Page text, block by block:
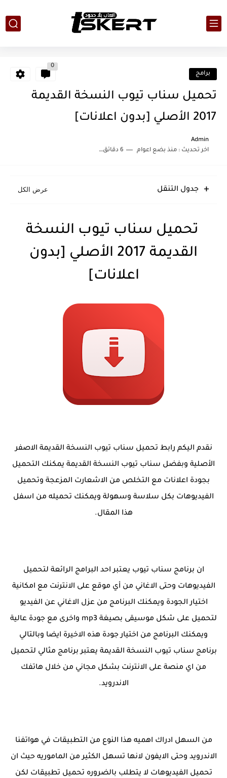
برامج
0
تحميل سناب تيوب النسخة القديمة
2017 الأصلي [بدون اعلانات]
Admin
اخر تحديث :منذ بضع اعوام 6 دقائق للقراءة
جدول التنقل
تحميل سناب تيوب النسخة
القديمة 2017 الأصلي [بدون
اعلانات]
نقدم اليكم رابط تحميل سناب تيوب النسخة القديمة الاصفر
الأصلية وبفضل سناب تيوب النسخة القديمة يمكنك التحميل
بجودة اعلانات مع التخلص من الاشعارت المزعجة وتحميل
الفيديوهات بكل سلاسة وسهولة ويمكنك تحميله من اسفل
هذا المقال.
ان برنامج سناب تيوب يعتبر احد البرامج الرائعة لتحميل
الفيديوهات وحتى الاغاني من أي موقع على الانترنت مع امكانية
اختيار الجودة ويمكنك البرنامج من عزل الاغاني عن الفيديو
لتحميل على شكل موسيقى بصيغة mp3 واخرى مع جودة عالية
ويمكنك البرنامج من اختيار جودة هذه الاخيرة ايضا وبالتالي
برنامج سناب تيوب النسخة القديمة يعتبر برنامج مثالي لتحميل
من اي منصة على الانترنت بشكل مجاني من خلال هاتفك
الاندرويد.
من السهل ادراك اهميه هذا النوع من التطبيقات في هواتفنا
الاندرويد وحتى الايفون لانها تسهل الكثير من الماموريه حيث ان
تحميل الفيديوهات لا يتطلب بالضروره تحميل تطبيقات لكن